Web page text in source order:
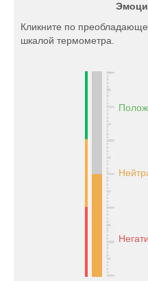
Кликните по
шкалой термометра.